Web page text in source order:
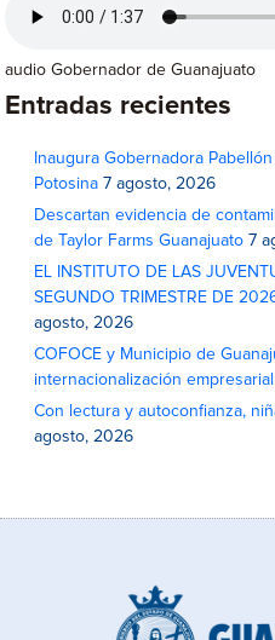
audio Gobernador de Guanajuato
Entradas recientes
Inaugura Gobernadora
Potosina 7 agosto, 2026
Descartan evidencia de
de Taylor Farms Guanajuato 7
EL INSTITUTO DE LAS
SEGUNDO TRIMESTRE DE
agosto, 2026
COFOCE y Municipio de
internacionalización empresarial
Con lectura y autoconfianza,
agosto, 2026